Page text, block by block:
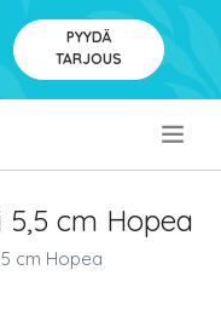
PYYDÄ
TARJOUS
cm Hopea
cm Hopea